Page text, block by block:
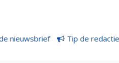
nieuwsbrief Tip de redactie